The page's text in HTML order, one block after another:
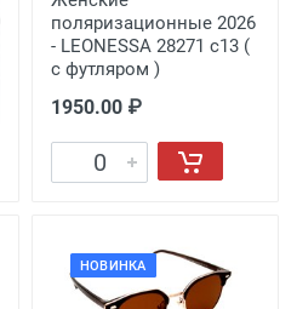
поляризационные 2026
- LEONESSA 28271 с13 (
с футляром )
1950.00 ₽
НОВИНКА